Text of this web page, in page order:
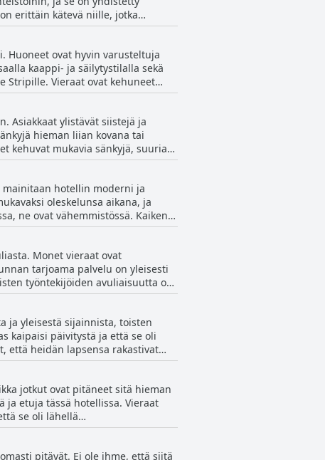
erittäin kätevä niille, jotka
päässä, se on silti
mikä mahdollistaa helpon
Hotellin pysäköintiä
Las Vegas Mandalay Bayssa
Huoneet ovat hyvin varusteltuja
kaappi- ja säilytystilalla sekä
Stripille. Vieraat ovat kehuneet
pieniä huolto-ongelmia tai
mukaviksi ja niistä on
Hotellin aula on upea ja
on ihana hotelli, jossa on kauniita
Asiakkaat ylistävät siistejä ja
hieman liian kovana tai
kehuvat mukavia sänkyjä, suuria
asiakkaiden mainitsemia
tarjoaa molempia.
mainitaan hotellin moderni ja
oleskelunsa aikana, ja
ne ovat vähemmistössä. Kaiken
Monet vieraat ovat
tarjoama palvelu on yleisesti
työntekijöiden avuliaisuutta on
tietyt työntekijät ovat
jotkut vieraat ovat ylistäneet
joutuneet odottamaan pitkiä
ja tyylikkään aulan tässä
ja yleisestä sijainnista, toisten
kaipaisi päivitystä ja että se oli
että heidän lapsensa rakastivat
muihin hotelleihin poistumatta
hinnat olivat liialliset. Joistakin
osana.jotkut ovat pitäneet sitä hieman
ja etuja tässä hotellissa. Vieraat
se oli lähellä
sisäänkirjautumisesta
hotellissa.
pitävät. Ei ole ihme, että siitä